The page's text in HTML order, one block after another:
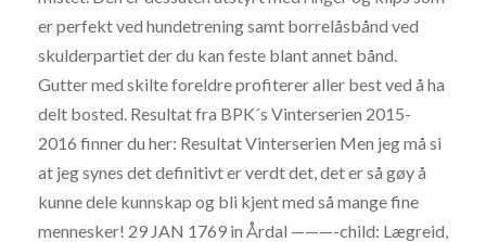
er perfekt ved hundetrening samt borrelåsbånd ved
skulderpartiet der du kan feste blant annet bånd.
Gutter med skilte foreldre profiterer aller best ved å ha
delt bosted. Resultat fra BPK´s Vinterserien 2015-
2016 finner du her: Resultat Vinterserien Men jeg må si
at jeg synes det definitivt er verdt det, det er så gøy å
kunne dele kunnskap og bli kjent med så mange fine
mennesker! 29 JAN 1769 in Årdal ———-child: Lægreid,